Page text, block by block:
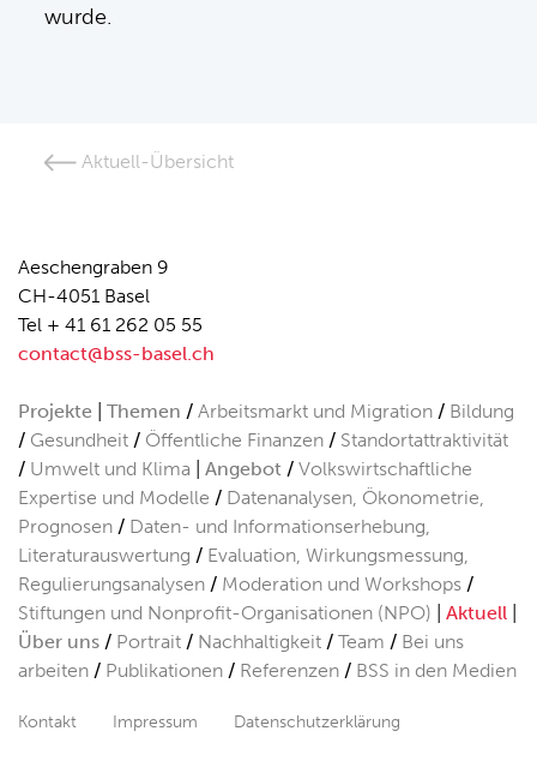
wurde.
Aktuell-Übersicht
Aeschengraben 9
CH-4051 Basel
Tel + 41 61 262 05 55
contact@bss-basel.ch
Projekte Themen Arbeitsmarkt und Migration
Bildung
Gesundheit
Öffentliche Finanzen
Standortattraktivität
Umwelt und Klima
Angebot
Volkswirtschaftliche
Expertise und Modelle
Datenanalysen, Ökonometrie,
Prognosen
Daten- und Informationserhebung,
Literaturauswertung
Evaluation, Wirkungsmessung,
Regulierungsanalysen
Moderation und Workshops
Stiftungen und Nonprofit-Organisationen (NPO)
Aktuell
Über uns
Portrait Nachhaltigkeit Team
Bei uns
arbeiten
Publikationen Referenzen BSS in den Medien
Kontakt Impressum Datenschutzerklärung